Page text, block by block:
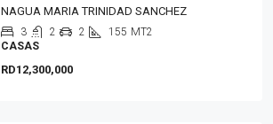
NAGUA MARIA TRINIDAD SANCHEZ
3 2 2 155 MT2
CASAS
RD12,300,000